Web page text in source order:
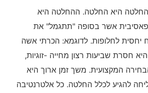
היא החלטה. ההחלטה היא
אשר בסופה "תתגמל" את
יחסית לחלופות. לדוגמא: הכרתי אשה
חסרת שביעות רצון מחייה -זוגיות,
המקצועית. משך זמן ארוך היא
להגיע לכלל החלטה. כל אלטרנטיבה